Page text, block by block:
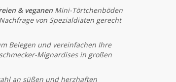
& veganen Mini-Törtchenböden
von Spezialdiäten gerecht
Belegen und vereinfachen Ihre
Mignardises in großen
an süßen und herzhaften